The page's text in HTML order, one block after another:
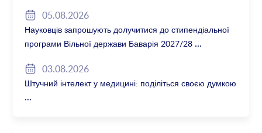
05.08.2026
Науковців запрошують долучитися до стипендіальної
програми Вільної держави Баварія 2027/28
03.08.2026
Штучний інтелект у медицині: поділіться своєю думкою